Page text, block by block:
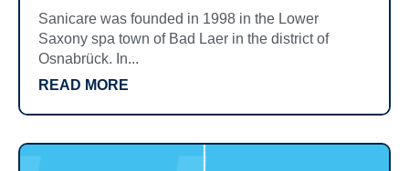
Sanicare was founded in 1998 in the Lower
Saxony spa town of Bad Laer in the district of
Osnabrück. In...
READ MORE